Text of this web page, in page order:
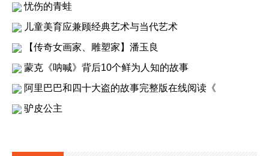
忧伤的青蛙
儿童美育应兼顾经典艺术与当代艺术
【传奇女画家、雕塑家】潘玉良
蒙克《呐喊》背后10个鲜为人知的故事
阿里巴巴和四十大盗的故事完整版在线阅读《
驴皮公主